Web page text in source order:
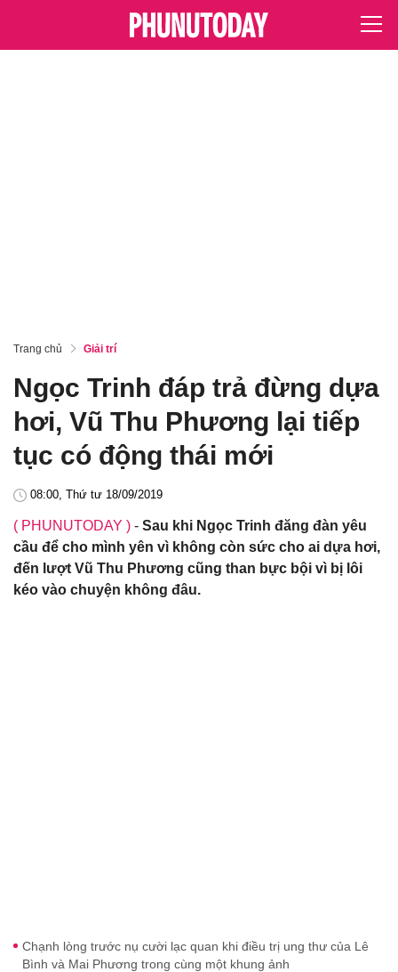
Trang chủ Giải trí
Ngọc Trinh đáp trả đừng dựa
hơi, Vũ Thu Phương lại tiếp
tục có động thái mới
08:00, Thứ tư 18/09/2019
( PHUNUTODAY ) - Sau khi Ngọc Trinh đăng đàn yêu
cầu để cho mình yên vì không còn sức cho ai dựa hơi,
đến lượt Vũ Thu Phương cũng than bực bội vì bị lôi
kéo vào chuyện không đâu.
Chạnh lòng trước nụ cười lạc quan khi điều trị ung thư của Lê
Bình và Mai Phương trong cùng một khung ảnh